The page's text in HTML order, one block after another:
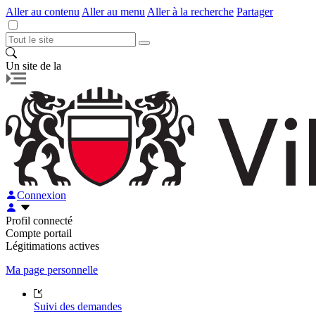
Aller au contenu Aller au menu Aller à la recherche Partager
Un site de la
Connexion
Profil connecté
Compte portail
Légitimations actives
Ma page personnelle
Suivi des demandes